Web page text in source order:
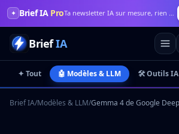
✦ Brief IA Pro Ta newsletter IA sur mesure, rien que pour toi
BriefIA
✦ Tout 🤖 Modèles & LLM 🛠️ Outils IA
Brief IA/Modèles & LLM/